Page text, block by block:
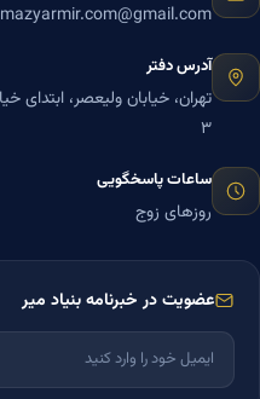
mazyarmir.com@gmail.com
آدرس دفتر
۳
ساعات پاسخگویی
روزهای زوج
عضویت در خبرنامه بنیاد میر